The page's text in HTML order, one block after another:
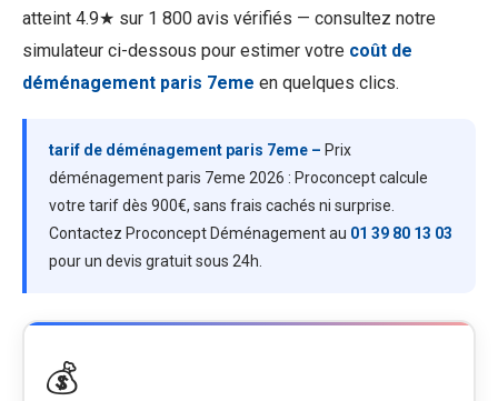
atteint 4.9★ sur 1 800 avis vérifiés — consultez notre
simulateur ci-dessous pour estimer votre coût de
déménagement paris 7eme en quelques clics.
tarif de déménagement paris 7eme – Prix
déménagement paris 7eme 2026 : Proconcept calcule
votre tarif dès 900€, sans frais cachés ni surprise.
Contactez Proconcept Déménagement au 01 39 80 13 03
pour un devis gratuit sous 24h.
💰